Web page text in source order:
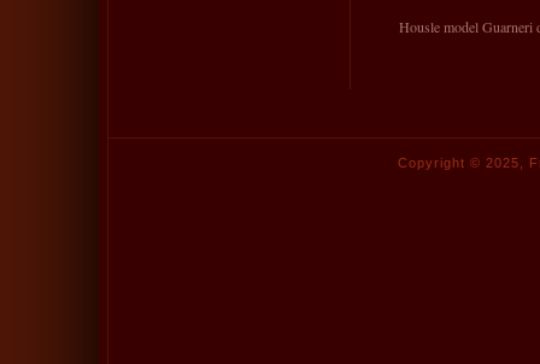
Housle model Guarneri
Copyright © 2025,